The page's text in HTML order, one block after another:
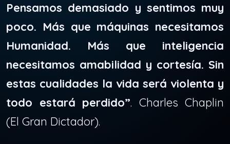
Pensamos demasiado y sentimos muy
poco. Más que máquinas necesitamos
Humanidad. Más que inteligencia
necesitamos amabilidad y cortesía. Sin
estas cualidades la vida será violenta y
todo estará perdido”. Charles Chaplin
(El Gran Dictador).